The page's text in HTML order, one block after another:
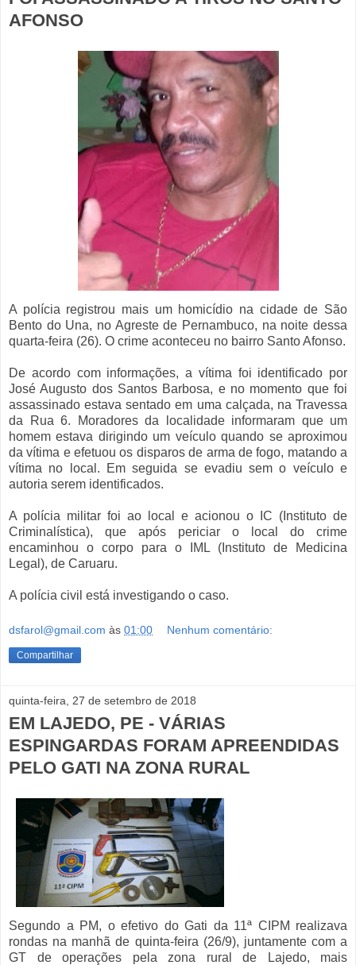
AFONSO
A polícia registrou mais um homicídio na cidade de São
Bento do Una, no Agreste de Pernambuco, na noite dessa
quarta-feira (26). O crime aconteceu no bairro Santo Afonso.
De acordo com informações, a vítima foi identificado por
José Augusto dos Santos Barbosa, e no momento que foi
assassinado estava sentado em uma calçada, na Travessa
da Rua 6. Moradores da localidade informaram que um
homem estava dirigindo um veículo quando se aproximou
da vítima e efetuou os disparos de arma de fogo, matando a
vítima no local. Em seguida se evadiu sem o veículo e
autoria serem identificados.
A polícia militar foi ao local e acionou o IC (Instituto de
Criminalística), que após periciar o local do crime
encaminhou o corpo para o IML (Instituto de Medicina
Legal), de Caruaru.
A polícia civil está investigando o caso.
dsfarol@gmail.com às 01:00 Nenhum comentário:
Compartilhar
quinta-feira, 27 de setembro de 2018
EM LAJEDO, PE - VÁRIAS
ESPINGARDAS FORAM APREENDIDAS
PELO GATI NA ZONA RURAL
Segundo a PM, o efetivo do Gati da 11ª CIPM realizava
rondas na manhã de quinta-feira (26/9), juntamente com a
GT de operações pela zona rural de Lajedo, mais